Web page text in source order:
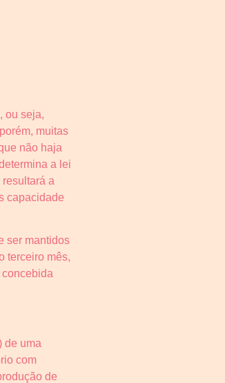
ou seja,
muitas
não haja
a lei
a
capacidade
ser mantidos
terceiro mês,
de uma
com
de